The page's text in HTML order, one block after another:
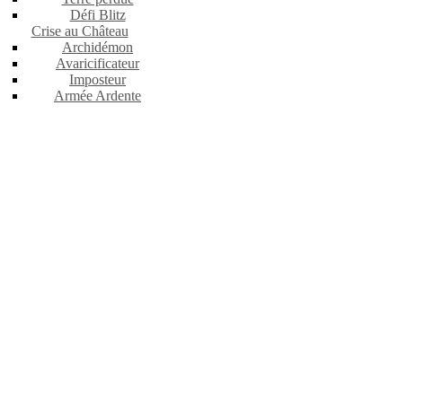
Défi Blitz
Crise au Château
Archidémon
Avaricificateur
Imposteur
Armée Ardente